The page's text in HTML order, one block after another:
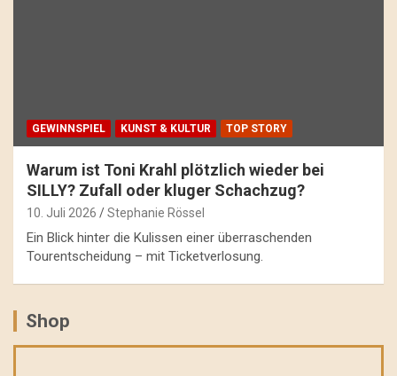
GEWINNSPIEL KUNST & KULTUR TOP STORY
Warum ist Toni Krahl plötzlich wieder bei
SILLY? Zufall oder kluger Schachzug?
10. Juli 2026 Stephanie Rössel
Ein Blick hinter die Kulissen einer überraschenden
Tourentscheidung – mit Ticketverlosung.
Shop